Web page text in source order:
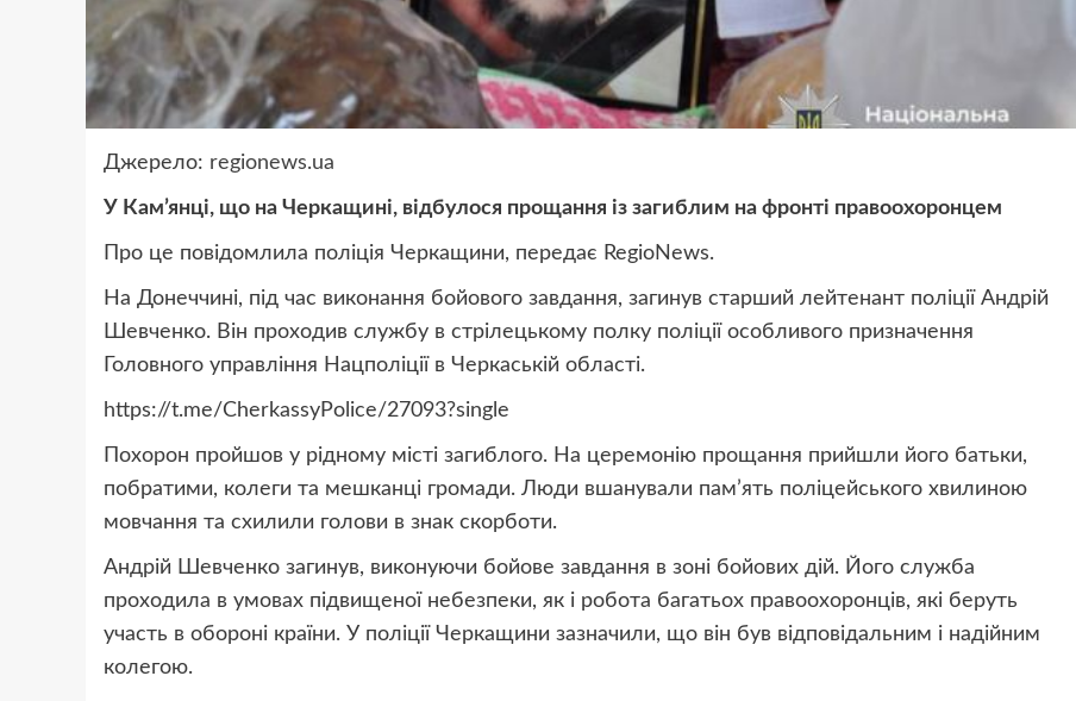
Джерело: regionews.ua
У Кам’янці, що на Черкащині, відбулося прощання із загиблим на фронті правоохоронцем
Про це повідомлила поліція Черкащини, передає RegioNews.
На Донеччині, під час виконання бойового завдання, загинув старший лейтенант поліції Андрій
Шевченко. Він проходив службу в стрілецькому полку поліції особливого призначення
Головного управління Нацполіції в Черкаській області.
https://t.me/CherkassyPolice/27093?single
Похорон пройшов у рідному місті загиблого. На церемонію прощання прийшли його батьки,
побратими, колеги та мешканці громади. Люди вшанували пам’ять поліцейського хвилиною
мовчання та схилили голови в знак скорботи.
Андрій Шевченко загинув, виконуючи бойове завдання в зоні бойових дій. Його служба
проходила в умовах підвищеної небезпеки, як і робота багатьох правоохоронців, які беруть
участь в обороні країни. У поліції Черкащини зазначили, що він був відповідальним і надійним
колегою.